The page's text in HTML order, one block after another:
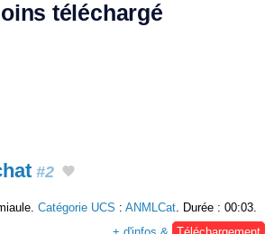
téléchargé
#2
Catégorie UCS : ANMLCat . Durée : 00:03.